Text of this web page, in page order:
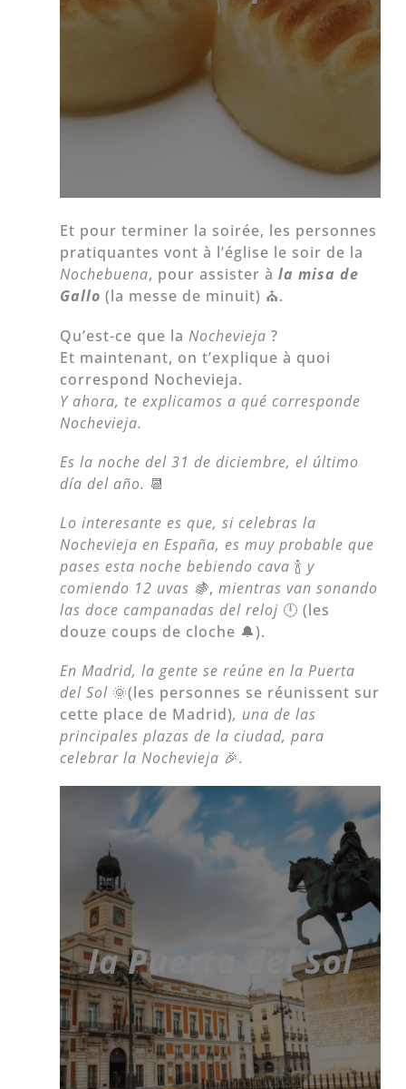
Et pour terminer la soirée, les personnes
pratiquantes vont à l’église le soir de la
Nochebuena, pour assister à la misa de
Gallo (la messe de minuit) ⛪.
Qu’est-ce que la Nochevieja?
Et maintenant, on t’explique à quoi
correspond Nochevieja.
Y ahora, te explicamos a qué corresponde
Nochevieja.
Es la noche del 31 de diciembre, el último
día del año. 📆
Lo interesante es que, si celebras la
Nochevieja en España, es muy probable que
pases esta noche bebiendo cava🍾 y
comiendo 12 uvas 🍇,mientras van sonando
las doce campanadas del reloj 🕛 (les
douze coups de cloche 🔔).
En Madrid, la gente se reúne en la Puerta
del Sol 🌞(les personnes se réunissent sur
cette place de Madrid), una de las
principales plazas de la ciudad, para
celebrar la Nochevieja 🎉.
la Puerta del Sol